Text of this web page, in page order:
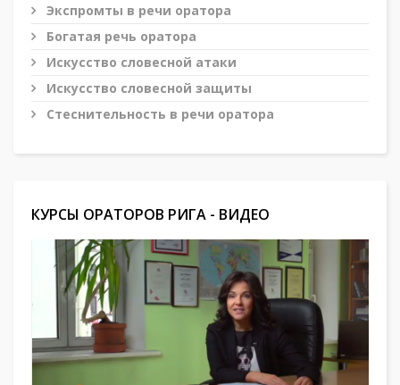
Экспромты в речи оратора
Богатая речь оратора
Искусство словесной атаки
Искусство словесной защиты
Стеснительность в речи оратора
КУРСЫ ОРАТОРОВ РИГА - ВИДЕО